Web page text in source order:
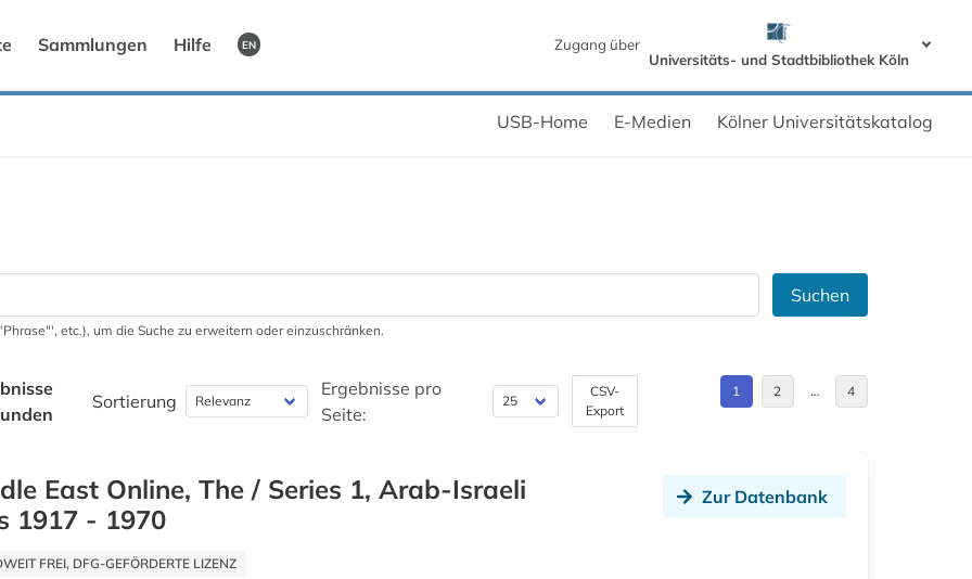
Sammlungen Hilfe EN
Zugang über
Universitäts- und Stadtbibliothek Köln
USB-Home E-Medien Kölner Universitätskatalog
Suchen
etc.), um die Suche zu erweitern oder einzuschränken.
Sortierung
Ergebnisse pro
Seite:
CSV-
Export
1 2 … 4
East Online, The / Series 1, Arab-Israeli
1917 - 1970
FREI, DFG-GEFÖRDERTE LIZENZ
Zur Datenbank